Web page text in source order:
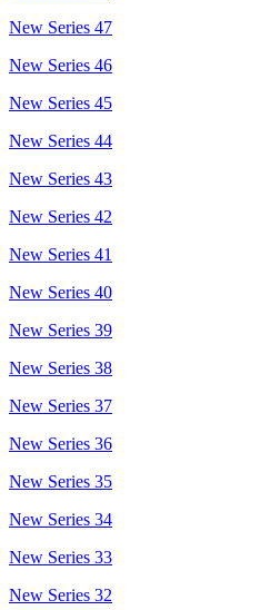
New Series 47
New Series 46
New Series 45
New Series 44
New Series 43
New Series 42
New Series 41
New Series 40
New Series 39
New Series 38
New Series 37
New Series 36
New Series 35
New Series 34
New Series 33
New Series 32